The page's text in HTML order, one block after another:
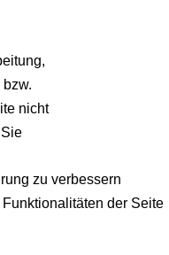
nicht
zu verbessern
der Seite